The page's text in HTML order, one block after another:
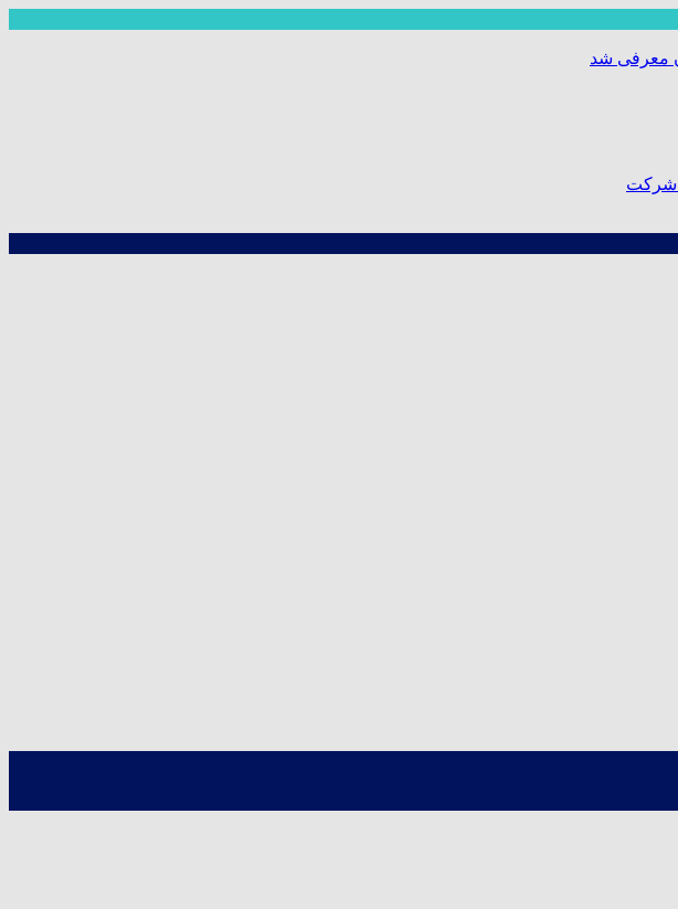
معرفی شد
شرکت